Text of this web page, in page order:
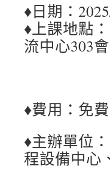
♦日期：
♦上課地點
流中心303
(台北
♦費用：免費
♦主辦單位
程設備中心